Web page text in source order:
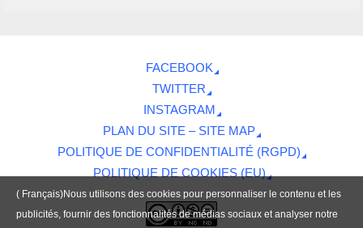
FACEBOOK
TWITTER
INSTAGRAM
PLAN DU SITE – SITE MAP
POLITIQUE DE CONFIDENTIALITÉ (RGPD)
POLITIQUE DE COOKIES (EU)
( Français)Nous utilisons des cookies pour personnaliser le contenu et les
publicités, fournir des fonctionnalités de médias sociaux et analyser notre